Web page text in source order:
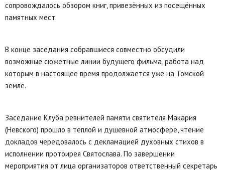
сопровождалось обзором книг, привезённых из посещённых
памятных мест.
В конце заседания собравшиеся совместно обсудили
возможные сюжетные линии будущего фильма, работа над
которым в настоящее время продолжается уже на Томской
земле.
Заседание Клуба ревнителей памяти святителя Макария
(Невского) прошло в теплой и душевной атмосфере, чтение
докладов чередовалось с декламацией духовных стихов в
исполнении протоирея Святослава. По завершении
мероприятия от лица организаторов ответственный секретарь